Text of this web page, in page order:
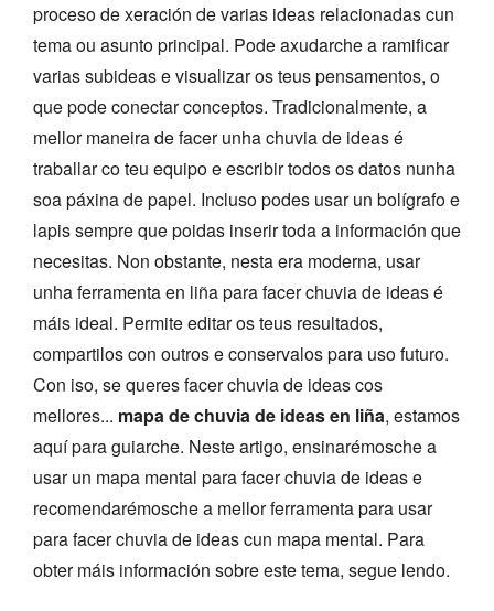
proceso de xeración de varias ideas relacionadas cun
tema ou asunto principal. Pode axudarche a ramificar
varias subideas e visualizar os teus pensamentos, o
que pode conectar conceptos. Tradicionalmente, a
mellor maneira de facer unha chuvia de ideas é
traballar co teu equipo e escribir todos os datos nunha
soa páxina de papel. Incluso podes usar un bolígrafo e
lapis sempre que poidas inserir toda a información que
necesitas. Non obstante, nesta era moderna, usar
unha ferramenta en liña para facer chuvia de ideas é
máis ideal. Permite editar os teus resultados,
compartilos con outros e conservalos para uso futuro.
Con iso, se queres facer chuvia de ideas cos
mellores... mapa de chuvia de ideas en liña, estamos
aquí para guiarche. Neste artigo, ensinarémosche a
usar un mapa mental para facer chuvia de ideas e
recomendarémosche a mellor ferramenta para usar
para facer chuvia de ideas cun mapa mental. Para
obter máis información sobre este tema, segue lendo.